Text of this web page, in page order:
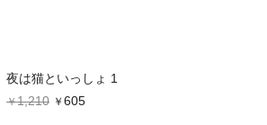
夜は猫といっしょ 1
1,210
605